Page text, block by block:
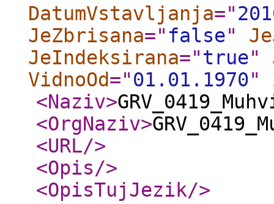
DatumVstavljanja="
JeZbrisana=" false"
JeIndeksirana="true"
VidnoOd="01.01.1970"
<Naziv>
<OrgNaziv>
<URL/>
<Opis/>
<OpisTujJezik/>